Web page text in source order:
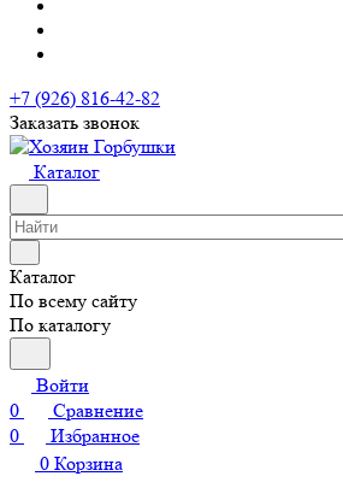
+7 (926) 816-42-82
Заказать звонок
Каталог
Каталог
По всему сайту
По каталогу
Войти
0
Сравнение
0
Избранное
0 Корзина